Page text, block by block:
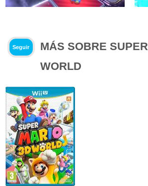
Seguir
MÁS SOBRE
WORLD